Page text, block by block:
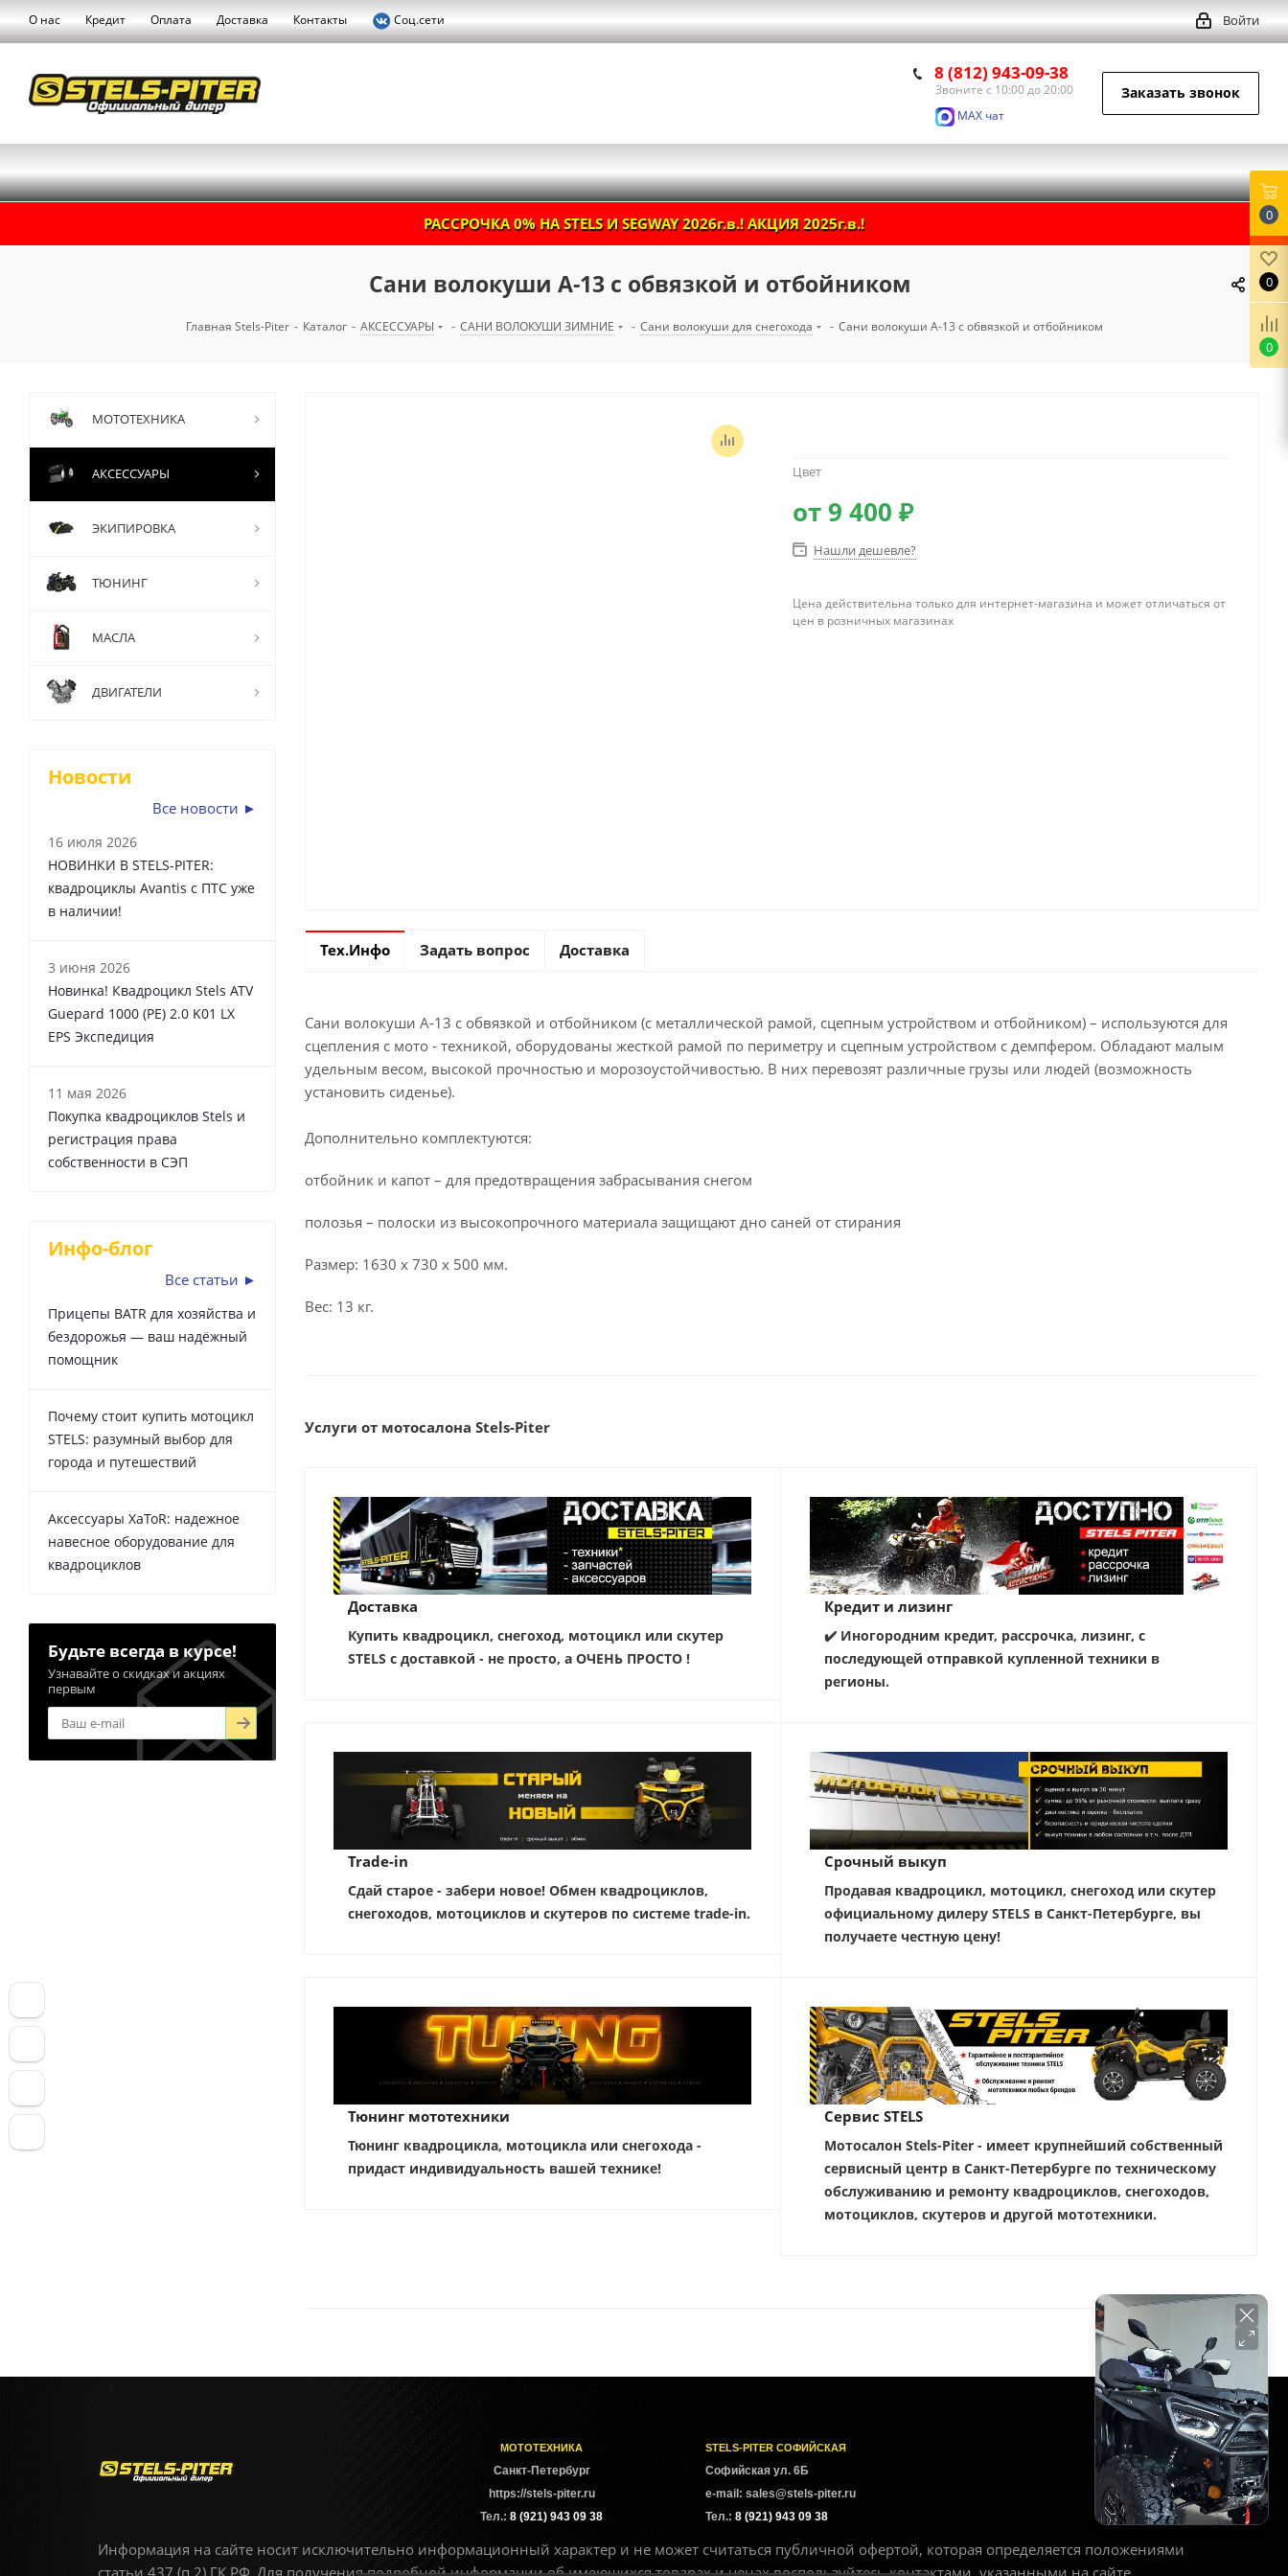
О нас Кредит Оплата Доставка Контакты Соц.сети Войти
8 (812) 943-09-38
Звоните с 10:00 до 20:00
MAX чат
Заказать звонок
РАССРОЧКА 0% НА STELS И SEGWAY 2026г.в.! АКЦИЯ 2025г.в.!
Сани волокуши А-13 с обвязкой и отбойником
Главная Stels-Piter - Каталог - АКСЕССУАРЫ - САНИ ВОЛОКУШИ ЗИМНИЕ - Сани волокуши для снегохода - Сани волокуши А-13 с обвязкой и отбойником
Цвет
от9 400 ₽
Нашли дешевле?
Цена действительна только для интернет-магазина и может отличаться от
цен в розничных магазинах
Тех.Инфо Задать вопрос Доставка
Сани волокуши А-13 с обвязкой и отбойником (с металлической рамой, сцепным устройством и отбойником) – используются для
сцепления с мото - техникой, оборудованы жесткой рамой по периметру и сцепным устройством с демпфером. Обладают малым
удельным весом, высокой прочностью и морозоустойчивостью. В них перевозят различные грузы или людей (возможность
установить сиденье).
Дополнительно комплектуются:
отбойник и капот – для предотвращения забрасывания снегом
полозья – полоски из высокопрочного материала защищают дно саней от стирания
Размер: 1630 х 730 х 500 мм.
Вес: 13 кг.
Услуги от мотосалона Stels-Piter
Доставка
Купить квадроцикл, снегоход, мотоцикл или скутер
STELS с доставкой - не просто, а ОЧЕНЬ ПРОСТО !
Кредит и лизинг
✔️ Иногородним кредит, рассрочка, лизинг, с
последующей отправкой купленной техники в
регионы.
Trade-in
Сдай старое - забери новое! Обмен квадроциклов,
снегоходов, мотоциклов и скутеров по системе trade-in.
Срочный выкуп
Продавая квадроцикл, мотоцикл, снегоход или скутер
официальному дилеру STELS в Санкт-Петербурге, вы
получаете честную цену!
Тюнинг мототехники
Тюнинг квадроцикла, мотоцикла или снегохода -
придаст индивидуальность вашей технике!
Сервис STELS
Мотосалон Stels-Piter - имеет крупнейший собственный
сервисный центр в Санкт-Петербурге по техническому
обслуживанию и ремонту квадроциклов, снегоходов,
мотоциклов, скутеров и другой мототехники.
МОТОТЕХНИКА
АКСЕССУАРЫ
ЭКИПИРОВКА
ТЮНИНГ
МАСЛА
ДВИГАТЕЛИ
Новости
Все новости ►
16 июля 2026
НОВИНКИ В STELS-PITER:
квадроциклы Avantis с ПТС уже
в наличии!
3 июня 2026
Новинка! Квадроцикл Stels ATV
Guepard 1000 (PE) 2.0 K01 LX
EPS Экспедиция
11 мая 2026
Покупка квадроциклов Stels и
регистрация права
собственности в СЭП
Инфо-блог
Все статьи ►
Прицепы BATR для хозяйства и
бездорожья — ваш надёжный
помощник
Почему стоит купить мотоцикл
STELS: разумный выбор для
города и путешествий
Аксессуары XaToR: надежное
навесное оборудование для
квадроциклов
Будьте всегда в курсе!
Узнавайте о скидках и акциях
первым
МОТОТЕХНИКА
Cанкт-Петербург
https://stels-piter.ru
Тел.: 8 (921) 943 09 38
STELS-PITER СОФИЙСКАЯ
Софийская ул. 6Б
e-mail: sales@stels-piter.ru
Тел.: 8 (921) 943 09 38
РЕЖИМ РАБОТЫ
Ежедневно:
с 10:00 до 20:00
Информация на сайте носит исключительно информационный характер и не может считаться публичной офертой, которая определяется положениями
статьи 437 (п.2) ГК РФ. Для получения подробной информации об имеющихся товарах и ценах воспользуйтесь контактами, указанными на сайте
0
0
0